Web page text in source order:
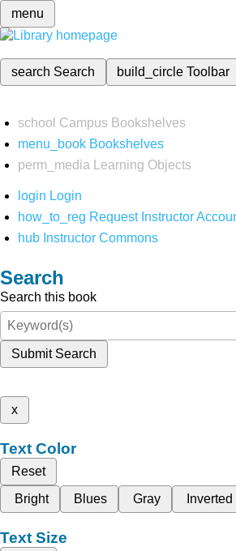
menu
search Search build_circleToolbar
school Campus Bookshelves
menu_book Bookshelves
perm_media
Learning Objects
login Login
how_to_reg Request Instructor
hub Instructor Commons
Search
Search this book
Submit Search
x
Text Color
Reset
Bright
Blues Gray Inverted
Text Size